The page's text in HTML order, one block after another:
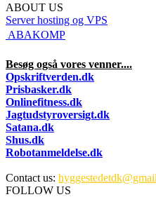
ABOUT US
Server hosting og VPS
 ABAKOMP
Besøg også vores venner....
Opskriftverden.dk
Prisbasker.dk
Onlinefitness.dk
Jagtudstyroversigt.dk
Satana.dk
Shus.dk
Robotanmeldelse.dk
Contact us:
FOLLOW US